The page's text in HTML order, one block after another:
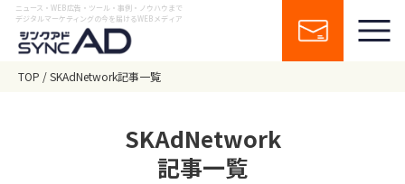
ニュース・WEB広告・ツール・事例・ノウハウまで
デジタルマーケティングの今を届けるWEBメディア
TOP SKAdNetwork記事一覧
SKAdNetwork
記事一覧